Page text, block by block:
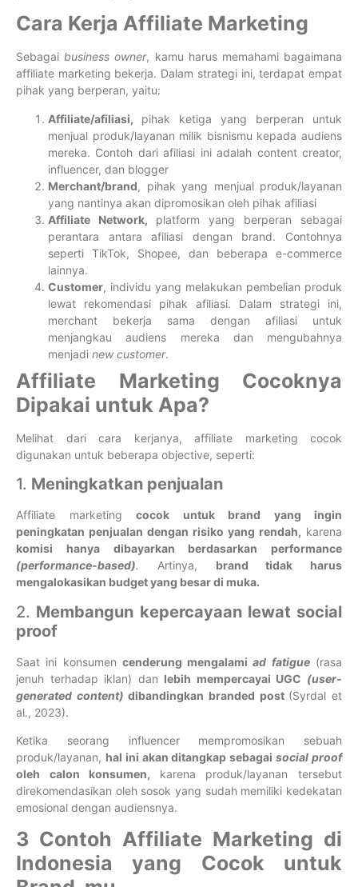
Cara Kerja Affiliate Marketing
Sebagaibusiness owner, kamu harus memahami bagaimana
affiliate marketing bekerja. Dalam strategi ini, terdapat empat
pihak yang berperan, yaitu:
Affiliate/afiliasi, pihak ketiga yang berperan untuk
menjual produk/layanan milik bisnismu kepada audiens
mereka. Contoh dari afiliasi ini adalah content creator,
influencer, dan blogger
Merchant/brand, pihak yang menjual produk/layanan
yang nantinya akan dipromosikan oleh pihak afiliasi
Affiliate Network, platform yang berperan sebagai
perantara antara afiliasi dengan brand. Contohnya
seperti TikTok, Shopee, dan beberapa e-commerce
lainnya.
Customer, individu yang melakukan pembelian produk
lewat rekomendasi pihak afiliasi. Dalam strategi ini,
merchant bekerja sama dengan afiliasi untuk
menjangkau audiens mereka dan mengubahnya
menjadi new customer.
Affiliate Marketing Cocoknya
Dipakai untuk Apa?
Melihat dari cara kerjanya, affiliate marketing cocok
digunakan untuk beberapa objective, seperti:
1. Meningkatkan penjualan
Affiliate marketing cocok untuk brand yang ingin
peningkatan penjualan dengan risiko yang rendah, karena
komisi hanya dibayarkan berdasarkan performance
(performance-based). Artinya, brand tidak harus
mengalokasikan budget yang besar di muka.
2. Membangun kepercayaan lewat social
proof
Saat ini konsumen cenderung mengalamiad fatigue(rasa
jenuh terhadap iklan) dan lebih mempercayai UGC (user-
generated content) dibandingkan branded post (Syrdal et
al., 2023).
Ketika seorang influencer mempromosikan sebuah
produk/layanan, hal ini akan ditangkap sebagaisocial proof
oleh calon konsumen, karena produk/layanan tersebut
direkomendasikan oleh sosok yang sudah memiliki kedekatan
emosional dengan audiensnya.
3 Contoh Affiliate Marketing di
Indonesia yang Cocok untuk